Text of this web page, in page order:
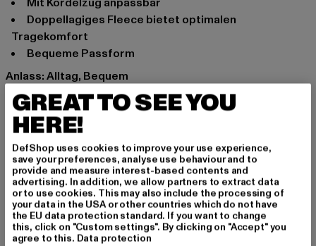
Doppellagiges Fleece bietet optimalen
Tragekomfort
Bequeme Passform
Anlass: Alltag, Bequem
Marke: Brandit
Kat.: Accessoires
Farbe: schwarz
Hersteller Farbe: black
Materialzusammensetzung: 100% Polyester
Art.Nr: BD7027-00007
Hersteller: Brandit Textil GmbH |info@brandit-wear.com
Spichernstraße 6a | 50672 Köln | DE
GREAT TO SEE YOU
HERE!
DefShop uses cookies to improve your use experience,
save your preferences, analyse use behaviour and to
provide and measure interest-based contents and
advertising. In addition, we allow partners to extract data
or to use cookies. This may also include the processing of
your data in the USA or other countries which do not have
the EU data protection standard. If you want to change
this, click on "Custom settings". By clicking on "Accept" you
agree to this. Data protection